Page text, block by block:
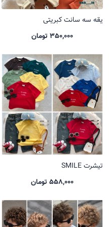
یقه سه سانت کبریتی
350,000 تومان
تیشرت SMILE
558,000 تومان